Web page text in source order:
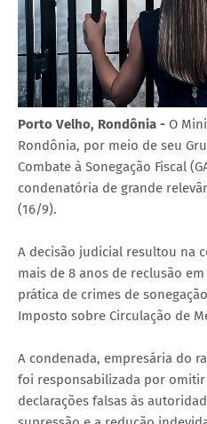
Porto Velho, Rondônia - O
Rondônia, por meio de seu
Combate à Sonegação Fiscal
condenatória de grande
(16/9).
A decisão judicial resultou na
mais de 8 anos de reclusão
prática de crimes de
Imposto sobre Circulação de
A condenada, empresária do
foi responsabilizada por
declarações falsas às